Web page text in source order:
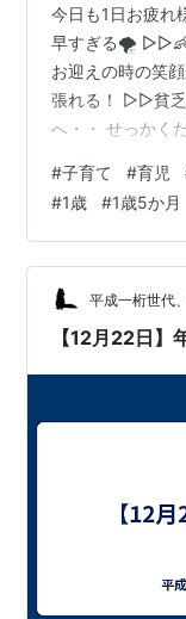
今日も1日お疲れ
早すぎる🌪
お迎えの時の笑
張れる！ ▷▷貧乏
へ・・ せっかく
おかしいのか？
くらいするし、
ンイレブンを2周
が無理で何も買
の試験で4級を受
やっていた程度
#子育て #育児
#1歳 #1歳5か月
平成一桁世代
【12月22日】